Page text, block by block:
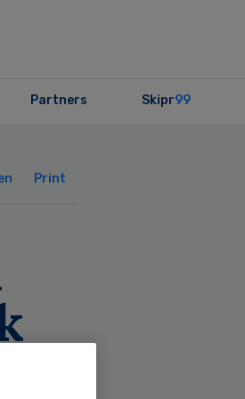
Partners Skipr99
Print